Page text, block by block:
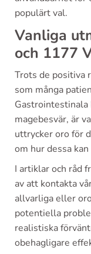
populärt val.
Vanliga
och 1177
Trots de positiva
som många
Gastrointestinala
magebesvär, är
uttrycker oro för
om hur dessa
I artiklar och råd
av att kontakta
allvarliga eller
potentiella
realistiska
obehagligare